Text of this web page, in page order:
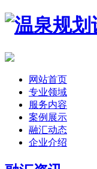
网站首页
专业领域
服务内容
案例展示
融汇动态
企业介绍